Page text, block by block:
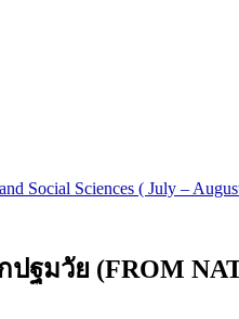
Social Sciences ( July –
มวัย (FROM